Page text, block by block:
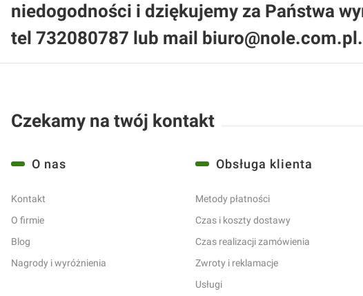
niedogodności i dziękujemy za Państwa
tel 732080787 lub mail
Czekamy na twój kontakt
Linki w stopce
O nas
Kontakt
O firmie
Blog
Nagrody i wyróżnienia
Obsługa klienta
Metody płatności
Czas i koszty dostawy
Czas realizacji zamówienia
Zwroty i reklamacje
Usługi